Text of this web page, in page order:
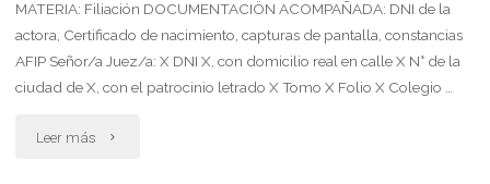
MATERIA: Filiación DOCUMENTACIÖN ACOMPAÑADA: DNI de la
actora, Certificado de nacimiento, capturas de pantalla, constancias
AFIP Señor/a Juez/a: X DNI X, con domicilio real en calle X N° de la
ciudad de X, con el patrocinio letrado X Tomo X Folio X Colegio …
Leer más "Inicia